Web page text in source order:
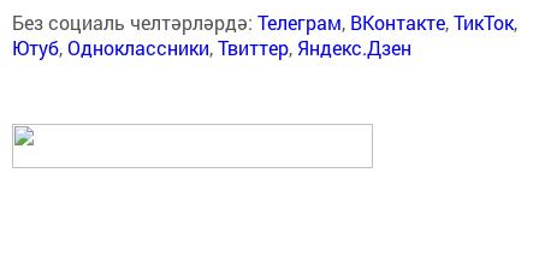
Без социаль челтәрләрдә: Телеграм, ВКонтакте,ТикТок,
Ютуб,Одноклассники,Твиттер, Яндекс.Дзен